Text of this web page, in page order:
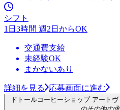
シフト
1日3時間 週2日からOK
交通費支給
未経験OK
まかないあり
詳細を見る 応募画面に進む
ドトールコーヒーショップ アート